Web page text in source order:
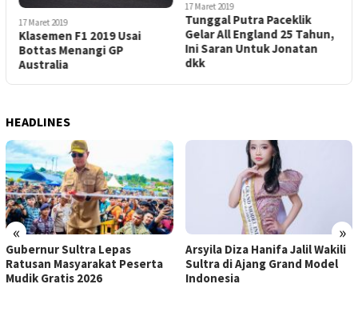
17 Maret 2019
Tunggal Putra Paceklik
Gelar All England 25 Tahun,
Ini Saran Untuk Jonatan
dkk
17 Maret 2019
Tontowi Ahmad/Liliyana
Natsir Sabet Gelar Juara
Dunia Kedua
HEADLINES
« »
Arsyila Diza Hanifa Jalil Wakili
Sultra di Ajang Grand Model
Indonesia
PT Vale Hadiri RDP DPR RI,
Tegaskan Komitmen Hilirisasi
dan Kepatuhan Operasional